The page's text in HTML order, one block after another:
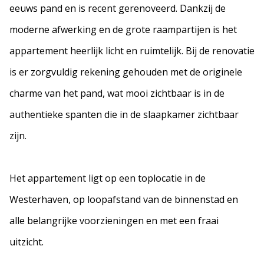
eeuws pand en is recent gerenoveerd. Dankzij de
moderne afwerking en de grote raampartijen is het
appartement heerlijk licht en ruimtelijk. Bij de renovatie
is er zorgvuldig rekening gehouden met de originele
charme van het pand, wat mooi zichtbaar is in de
authentieke spanten die in de slaapkamer zichtbaar
zijn.
Het appartement ligt op een toplocatie in de
Westerhaven, op loopafstand van de binnenstad en
alle belangrijke voorzieningen en met een fraai
uitzicht.